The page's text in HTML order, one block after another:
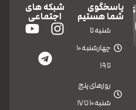
پاسخگوی
شما هستیم
شنبه تا
چهارشنبه 10
تا 19
روزهای پنج
شنبه 10 تا 17
شبکه های
اجتماعی